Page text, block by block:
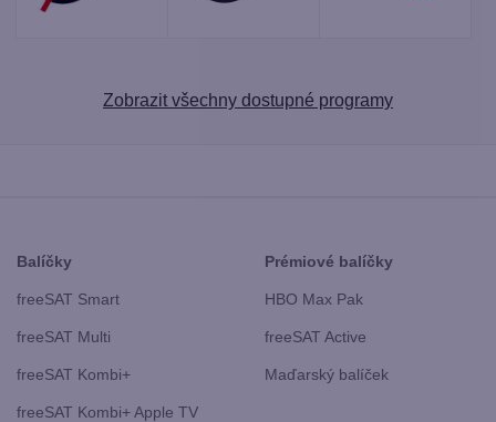
Zobrazit všechny dostupné programy
Balíčky
freeSAT Smart
freeSAT Multi
freeSAT Kombi+
freeSAT Kombi+ Apple TV
Prémiové balíčky
HBO Max Pak
freeSAT Active
Maďarský balíček